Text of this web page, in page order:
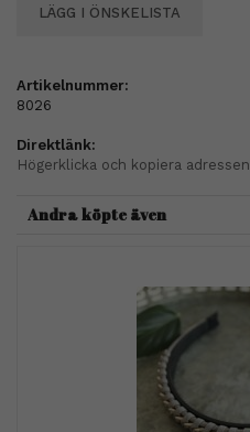
LÄGG I ÖNSKELISTA
Artikelnummer:
8026
Direktlänk:
Högerklicka och kopiera adressen
Andra köpte även